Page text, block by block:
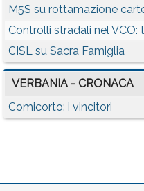
M5S su rottamazione
Controlli stradali nel VCO:
CISL su Sacra Famiglia
VERBANIA - CRONACA
Comicorto: i vincitori